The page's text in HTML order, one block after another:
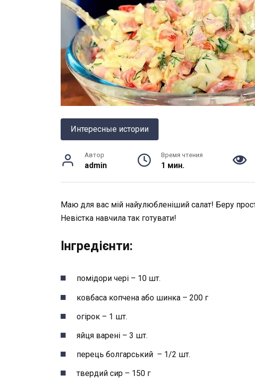
Интересные истории
Автор
admin
Время чтения
1 мин.
Маю для вас мій найулюбленіший салат! Беру
Невістка навчила так готувати!
Інгредієнти:
помідори чері – 10 шт.
ковбаса копчена або шинка – 200 г
огірок – 1 шт.
яйця варені – 3 шт.
перець болгарський – 1/2 шт.
твердий сир – 150 г